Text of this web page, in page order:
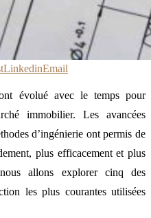
LinkedinEmail
évolué avec le temps pour
immobilier. Les avancées
d’ingénierie ont permis de
plus efficacement et plus
allons explorer cinq des
les plus courantes utilisées